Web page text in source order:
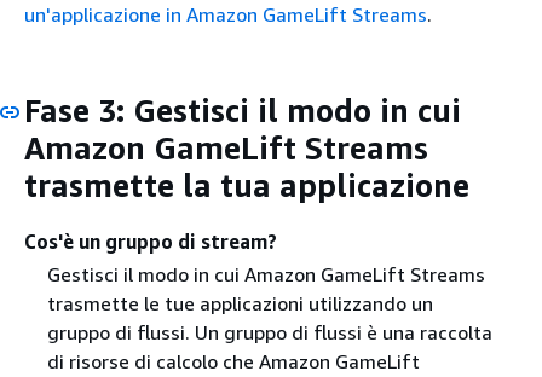
un'applicazione in Amazon GameLift Streams.
Fase 3: Gestisci il modo in cui
Amazon GameLift Streams
trasmette la tua applicazione
Cos'è un gruppo di stream?
Gestisci il modo in cui Amazon GameLift Streams
trasmette le tue applicazioni utilizzando un
gruppo di flussi. Un gruppo di flussi è una raccolta
di risorse di calcolo che Amazon GameLift